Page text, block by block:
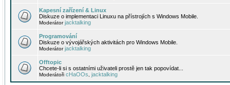
Kapesní zařízení & Linux
Diskuze o implementaci Linuxu na přístrojích s Windows Mobile.
Moderátorjacktalking
Programování
Diskuze o vývojářských aktivitách pro Windows Mobile.
Moderátorjacktalking
Offtopic
Chcete-li si s ostatními uživateli prostě jen tak popovídat...
Moderátoři cHaOOs jacktalking